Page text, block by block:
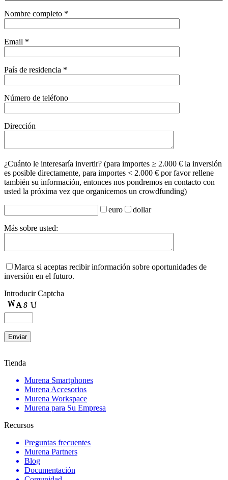
Nombre completo *
Email *
País de residencia *
Número de teléfono
Dirección
¿Cuánto le interesaría invertir? (para importes ≥ 2.000 € la inversión
es posible directamente, para importes < 2.000 € por favor rellene
también su información, entonces nos pondremos en contacto con
usted la próxima vez que organicemos un crowdfunding)
euro dollar
Más sobre usted:
Marca si aceptas recibir información sobre oportunidades de
inversión en el futuro.
Introducir Captcha
Tienda
Murena Smartphones
Murena Accesorios
Murena Workspace
Murena para Su Empresa
Recursos
Preguntas frecuentes
Murena Partners
Blog
Documentación